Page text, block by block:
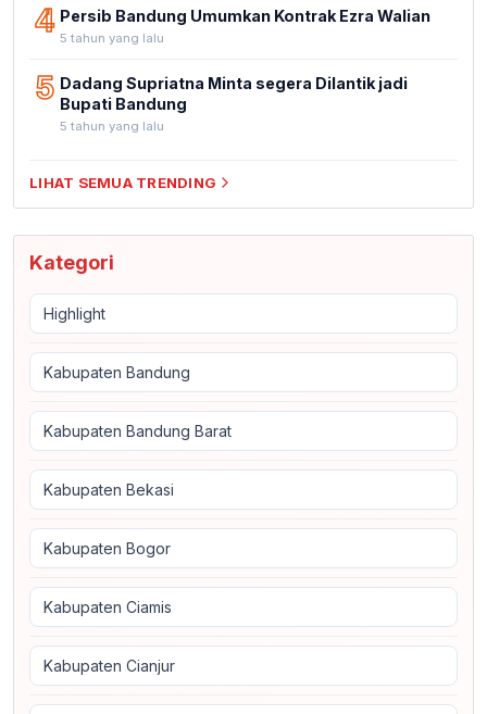
4 Persib Bandung Umumkan Kontrak Ezra Walian
5 tahun yang lalu
5 Dadang Supriatna Minta segera Dilantik jadi
Bupati Bandung
5 tahun yang lalu
LIHAT SEMUA TRENDING
Kategori
Highlight
Kabupaten Bandung
Kabupaten Bandung Barat
Kabupaten Bekasi
Kabupaten Bogor
Kabupaten Ciamis
Kabupaten Cianjur